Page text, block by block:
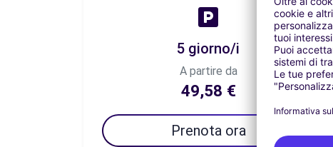
5 giorno/i
A partire da
49,58 €
Prenota ora